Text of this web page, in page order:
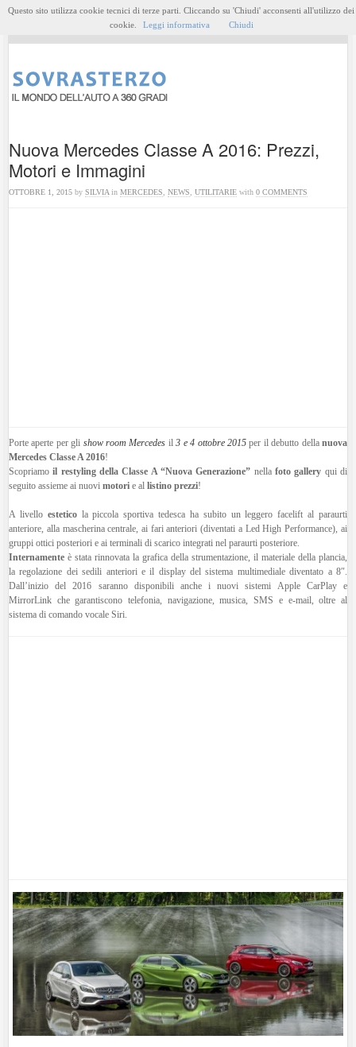
Nuova Mercedes Classe A 2016: Prezzi,
Motori e Immagini
OTTOBRE 1, 2015 bySILVIA inMERCEDES ,NEWS ,UTILITARIE with0 COMMENTS
Porte aperte per gli show room Mercedes il3 e 4 ottobre 2015per il debutto della nuova
Mercedes Classe A 2016!
Scopriamoil restyling della Classe A “Nuova Generazione” nella foto gallery qui di
seguito assieme ai nuovimotori e allistino prezzi!
A livelloesteticola piccola sportiva tedesca ha subito un leggero facelift al paraurti
anteriore, alla mascherina centrale, ai fari anteriori (diventati a Led High Performance), ai
gruppi ottici posteriori e ai terminali di scarico integrati nel paraurti posteriore.
Internamente è stata rinnovata la grafica della strumentazione, il materiale della plancia,
la regolazione dei sedili anteriori e il display del sistema multimediale diventato a 8″.
Dall’inizio del 2016 saranno disponibili anche i nuovi sistemi Apple CarPlay e
MirrorLink che garantiscono telefonia, navigazione, musica, SMS e e-mail, oltre al
sistema di comando vocale Siri.
Questo sito utilizza cookie tecnici di terze parti. Cliccando su 'Chiudi' acconsenti all'utilizzo dei
cookie.
Leggi informativa Chiudi